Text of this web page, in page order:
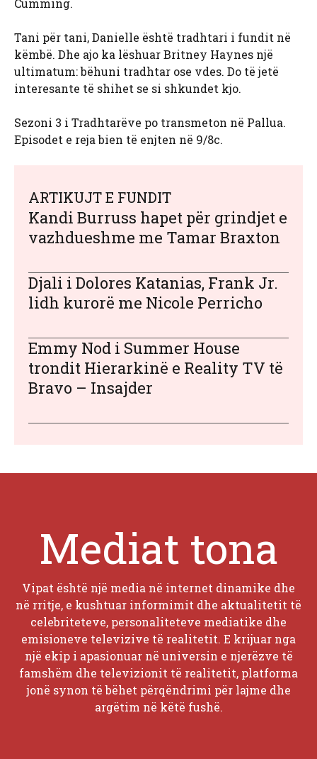
Cumming.
Tani për tani, Danielle është tradhtari i fundit në
këmbë. Dhe ajo ka lëshuar Britney Haynes një
ultimatum: bëhuni tradhtar ose vdes. Do të jetë
interesante të shihet se si shkundet kjo.
Sezoni 3 i Tradhtarëve po transmeton në Pallua.
Episodet e reja bien të enjten në 9/8c.
ARTIKUJT E FUNDIT
Kandi Burruss hapet për grindjet e
vazhdueshme me Tamar Braxton
Djali i Dolores Katanias, Frank Jr.
lidh kurorë me Nicole Perricho
Emmy Nod i Summer House
trondit Hierarkinë e Reality TV të
Bravo – Insajder
Mediat tona
Vipat është një media në internet dinamike dhe
në rritje, e kushtuar informimit dhe aktualitetit të
celebriteteve, personaliteteve mediatike dhe
emisioneve televizive të realitetit. E krijuar nga
një ekip i apasionuar në universin e njerëzve të
famshëm dhe televizionit të realitetit, platforma
jonë synon të bëhet përqëndrimi për lajme dhe
argëtim në këtë fushë.